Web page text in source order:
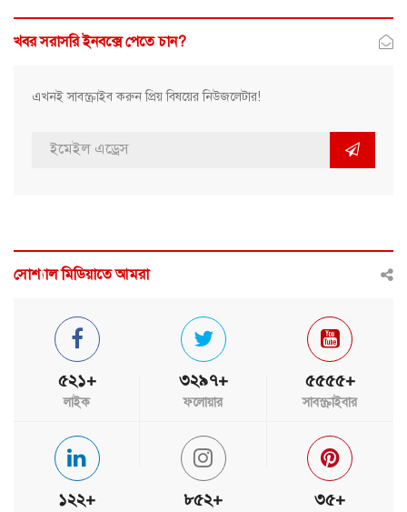
খবর সরাসরি ইনবক্সে পেতে চান?
এখনই সাবস্ক্রাইব করুন প্রিয় বিষয়ের নিউজলেটার!
সোশ্যাল মিডিয়াতে আমরা
৫২১+
লাইক
৩২৯৭+
ফলোয়ার
৫৫৫৫+
সাবস্ক্রাইবার
১২২+ ৮৫২+ ৩৫+